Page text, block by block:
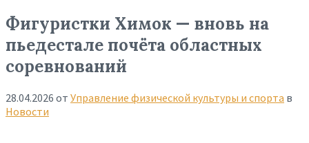
Фигуристки Химок — вновь на
пьедестале почёта областных
соревнований
28.04.2026 от Управление физической культуры и спорта в
Новости